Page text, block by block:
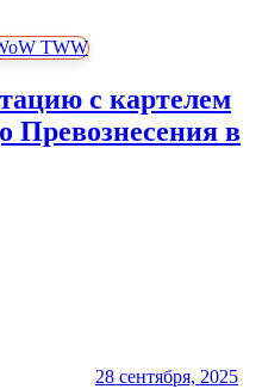
с картелем
в
28 сентября, 2025